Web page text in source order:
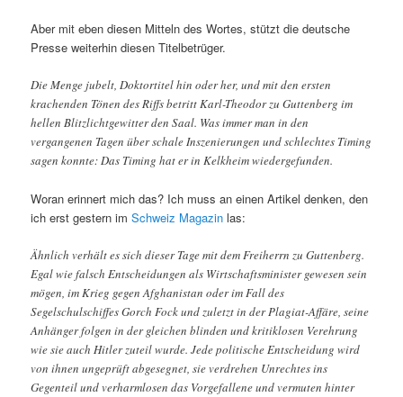
Aber mit eben diesen Mitteln des Wortes, stützt die deutsche
Presse weiterhin diesen Titelbetrüger.
Die Menge jubelt, Doktortitel hin oder her, und mit den ersten
krachenden Tönen des Riffs betritt Karl-Theodor zu Guttenberg im
hellen Blitzlichtgewitter den Saal. Was immer man in den
vergangenen Tagen über schale Inszenierungen und schlechtes Timing
sagen konnte: Das Timing hat er in Kelkheim wiedergefunden.
Woran erinnert mich das? Ich muss an einen Artikel denken, den
ich erst gestern imSchweiz Magazin las:
Ähnlich verhält es sich dieser Tage mit dem Freiherrn zu Guttenberg.
Egal wie falsch Entscheidungen als Wirtschaftsminister gewesen sein
mögen, im Krieg gegen Afghanistan oder im Fall des
Segelschulschiffes Gorch Fock und zuletzt in der Plagiat-Affäre, seine
Anhänger folgen in der gleichen blinden und kritiklosen Verehrung
wie sie auch Hitler zuteil wurde. Jede politische Entscheidung wird
von ihnen ungeprüft abgesegnet, sie verdrehen Unrechtes ins
Gegenteil und verharmlosen das Vorgefallene und vermuten hinter